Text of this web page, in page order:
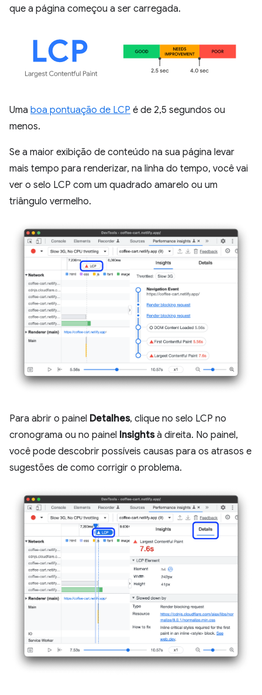
que a página começou a ser carregada.
Uma boa pontuação de LCP é de 2,5 segundos ou
menos.
Se a maior exibição de conteúdo na sua página levar
mais tempo para renderizar, na linha do tempo, você vai
ver o selo LCP com um quadrado amarelo ou um
triângulo vermelho.
Para abrir o painel Detalhes, clique no selo LCP no
cronograma ou no painel Insightsà direita. No painel,
você pode descobrir possíveis causas para os atrasos e
sugestões de como corrigir o problema.